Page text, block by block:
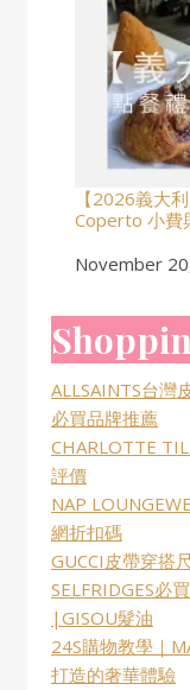
【2026義大
Coperto 小費
Date
November
ALLSAINTS台灣
必買品牌推薦
CHARLOTTE
評價
NAP
網折扣碼
GUCCI皮帶穿搭
SELFRIDGES必
|GISOU髮油
24S購物教學｜
打造的奢華體驗